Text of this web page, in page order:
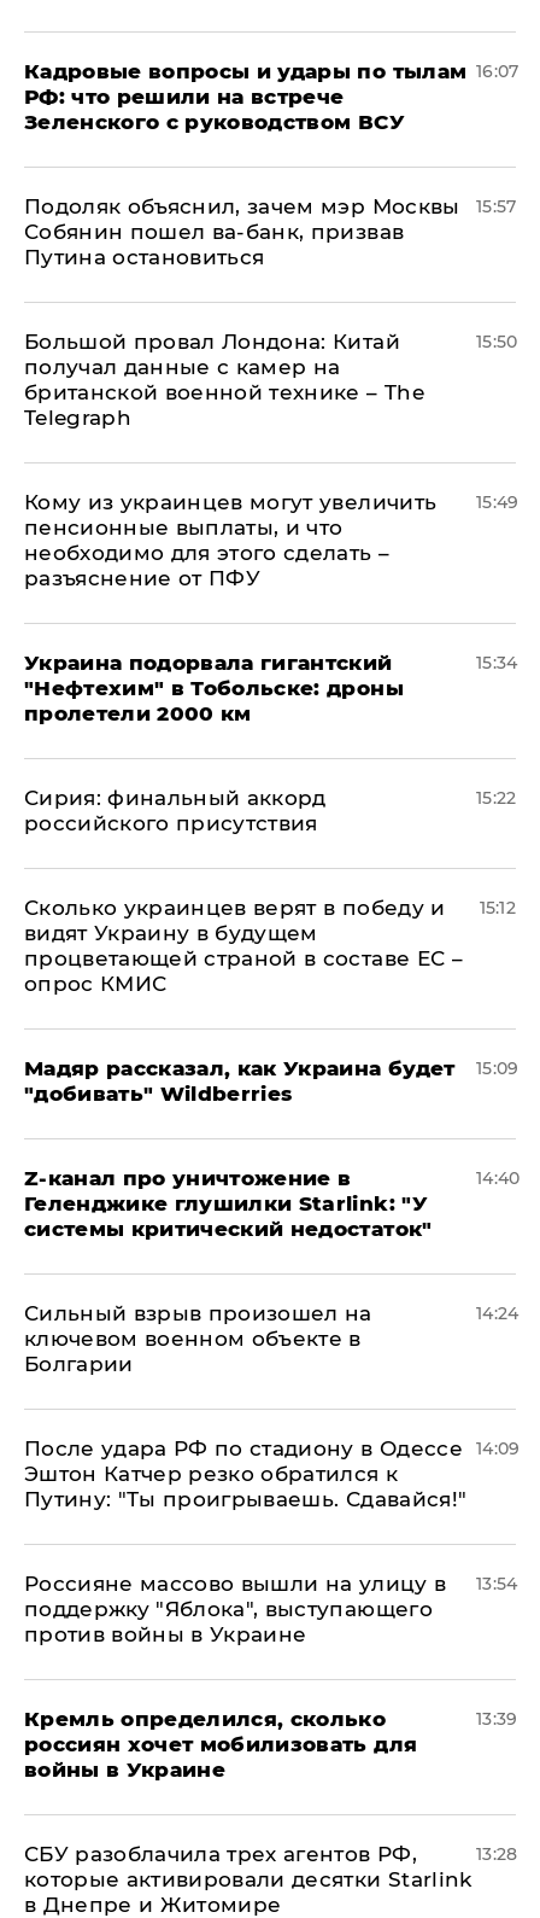
Кадровые вопросы и удары по тылам
РФ: что решили на встрече
Зеленского с руководством ВСУ
16:07
Подоляк объяснил, зачем мэр Москвы
Собянин пошел ва-банк, призвав
Путина остановиться
15:57
Большой провал Лондона: Китай
получал данные с камер на
британской военной технике – The
Telegraph
15:50
Кому из украинцев могут увеличить
пенсионные выплаты, и что
необходимо для этого сделать –
разъяснение от ПФУ
15:49
Украина подорвала гигантский
"Нефтехим" в Тобольске: дроны
пролетели 2000 км
15:34
​Сирия: финальный аккорд
российского присутствия
15:22
Сколько украинцев верят в победу и
видят Украину в будущем
процветающей страной в составе ЕС –
опрос КМИС
15:12
Мадяр рассказал, как Украина будет
"добивать" Wildberries
15:09
Z-канал про уничтожение в
Геленджике глушилки Starlink: "У
системы критический недостаток"
14:40
Сильный взрыв произошел на
ключевом военном объекте в
Болгарии
14:24
После удара РФ по стадиону в Одессе
Эштон Катчер резко обратился к
Путину: "Ты проигрываешь. Сдавайся!"
14:09
Россияне массово вышли на улицу в
поддержку "Яблока", выступающего
против войны в Украине
13:54
Кремль определился, сколько
россиян хочет мобилизовать для
войны в Украине
13:39
СБУ разоблачила трех агентов РФ,
которые активировали десятки Starlink
в Днепре и Житомире
13:28